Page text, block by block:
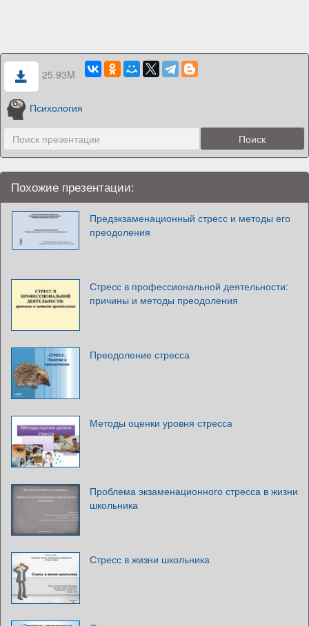
25.93M
Психология
Похожие презентации:
Предэкзаменационный стресс и методы его
преодоления
Стресс в профессиональной деятельности:
причины и методы преодоления
Преодоление стресса
Методы оценки уровня стресса
Проблема экзаменационного стресса в жизни
школьника
Стресс в жизни школьника